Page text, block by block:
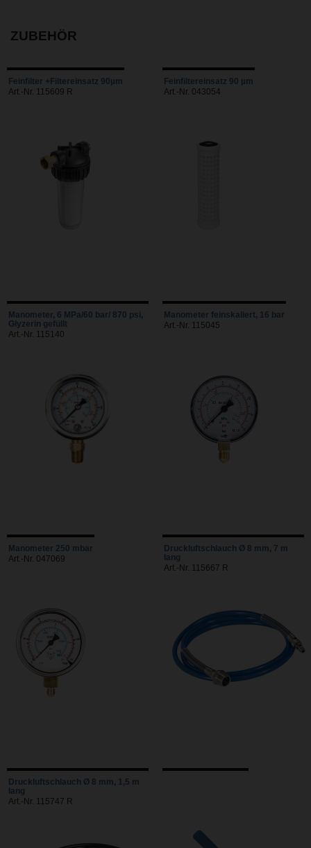
ZUBEHÖR
Feinfilter +Filtereinsatz 90µm
Art.-Nr. 115609 R
Feinfiltereinsatz 90 µm
Art.-Nr. 043054
Manometer, 6 MPa/60 bar/ 870 psi,
Glyzerin gefüllt
Art.-Nr. 115140
Manometer feinskaliert, 16 bar
Art.-Nr. 115045
Manometer 250 mbar
Art.-Nr. 047069
Druckluftschlauch Ø 8 mm, 7 m
lang
Art.-Nr. 115667 R
Druckluftschlauch Ø 8 mm, 1,5 m
lang
Art.-Nr. 115747 R